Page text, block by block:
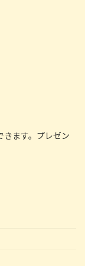
きます。プレゼン